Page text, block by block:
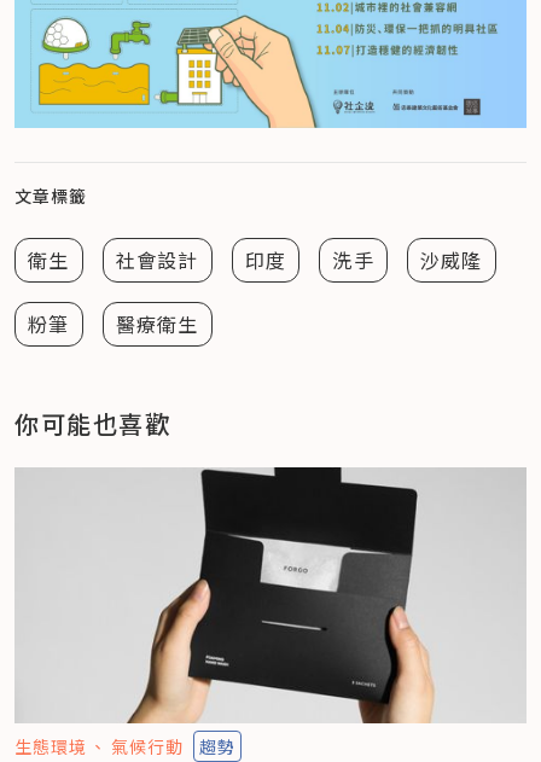
文章標籤
衛生 社會設計 印度 洗手 沙威隆
粉筆 醫療衛生
你可能也喜歡
生態環境 氣候行動 趨勢